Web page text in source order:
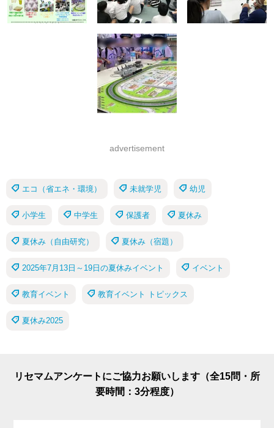
advertisement
エコ（省エネ・環境） 未就学児 幼児
小学生 中学生 保護者 夏休み
夏休み（自由研究） 夏休み（宿題）
2025年7月13日～19日の夏休みイベント イベント
教育イベント 教育イベント トピックス
夏休み2025
リセマムアンケートにご協力お願いします（全15問・所
要時間：3分程度）